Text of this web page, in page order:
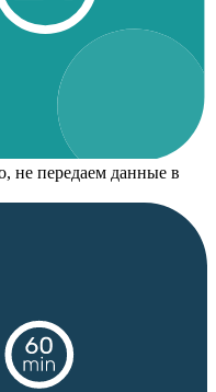
не передаем данные в